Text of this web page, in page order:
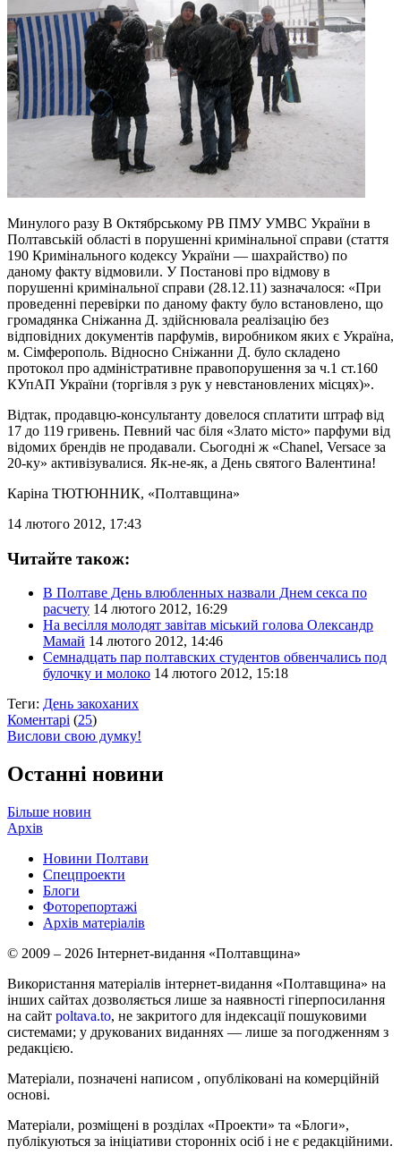
Минулого разу В Октябрському РВ ПМУ УМВС України в
Полтавській області в порушенні кримінальної справи (стаття
190 Кримінального кодексу України — шахрайство) по
даному факту відмовили. У Постанові про відмову в
порушенні кримінальної справи (28.12.11) зазначалося: «При
проведенні перевірки по даному факту було встановлено, що
громадянка Сніжанна Д. здійснювала реалізацію без
відповідних документів парфумів, виробником яких є Україна,
м. Сімферополь. Відносно Сніжанни Д. було складено
протокол про адміністративне правопорушення за ч.1 ст.160
КУпАП України (торгівля з рук у невстановлених місцях)».
Відтак, продавцю-консультанту довелося сплатити штраф від
17 до 119 гривень. Певний час біля «Злато місто» парфуми від
відомих брендів не продавали. Сьогодні ж «Chanel, Versace за
20-ку» активізувалися. Як-не-як, а День святого Валентина!
Каріна ТЮТЮННИК, «Полтавщина»
14 лютого 2012, 17:43
Читайте також:
В Полтаве День влюбленных назвали Днем секса по
расчету 14 лютого 2012, 16:29
На весілля молодят завітав міський голова Олександр
Мамай 14 лютого 2012, 14:46
Семнадцать пар полтавских студентов обвенчались под
булочку и молоко 14 лютого 2012, 15:18
Теги: День закоханих
Коментарі (25)
Вислови свою думку!
Останні новини
Більше новин
Архів
Новини Полтави
Спецпроекти
Блоги
Фоторепортажі
Архів матеріалів
© 2009 – 2026 Інтернет-видання «Полтавщина»
Використання матеріалів інтернет-видання «Полтавщина» на
інших сайтах дозволяється лише за наявності гіперпосилання
на сайт poltava.to, не закритого для індексації пошуковими
системами; у друкованих виданнях — лише за погодженням з
редакцією.
Матеріали, позначені написом , опубліковані на комерційній
основі.
Матеріали, розміщені в розділах «Проекти» та «Блоги»,
публікуються за ініціативи сторонніх осіб і не є редакційними.